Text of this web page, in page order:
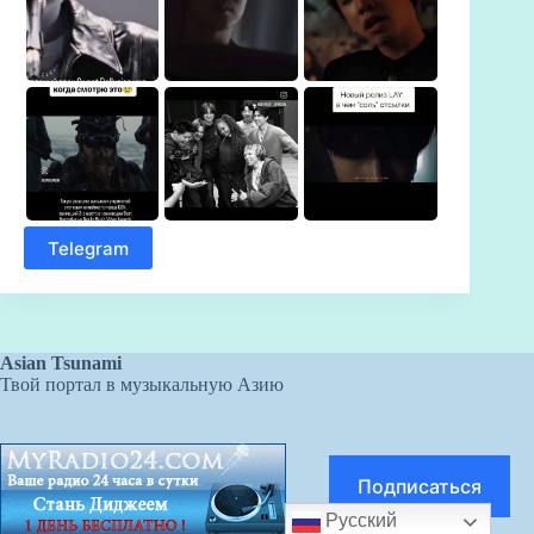
Telegram
Asian Tsunami
Твой портал в музыкальную Азию
Русский
Подписаться